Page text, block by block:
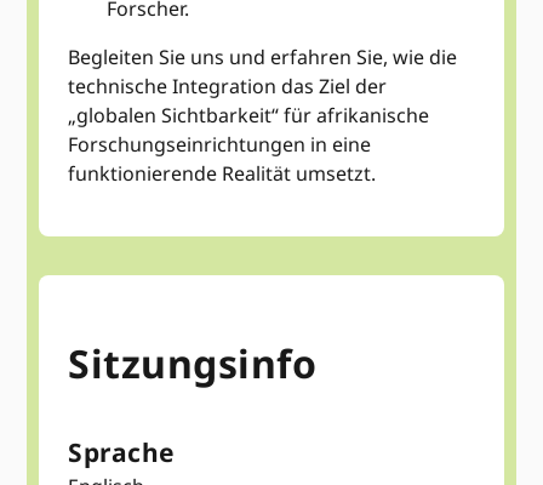
Forscher.
Begleiten Sie uns und erfahren Sie, wie die
technische Integration das Ziel der
„globalen Sichtbarkeit“ für afrikanische
Forschungseinrichtungen in eine
funktionierende Realität umsetzt.
Sitzungsinfo
Sprache